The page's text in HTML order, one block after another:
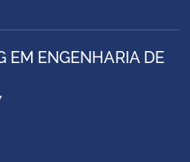
EM ENGENHARIA DE